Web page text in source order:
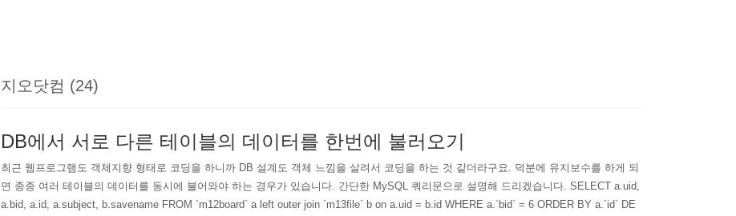
지오닷컴 (24)
DB에서 서로 다른 테이블의 데이터를 한번에 불러오기
최근 웹프로그램도 객체지향 형태로 코딩을 하니까 DB 설계도 객체 느낌을 살려서 코딩을 하는 것 같더라구요. 덕분에 유지보수를 하게 되
면 종종 여러 테이블의 데이터를 동시에 불어와야 하는 경우가 있습니다. 간단한 MySQL 쿼리문으로 설명해 드리겠습니다. SELECT a.uid,
a.bid, a.id, a.subject, b.savename FROM `m12board` a left outer join `m13file` b on a.uid = b.id WHERE a.`bid` = 6 ORDER BY a.`id` DE